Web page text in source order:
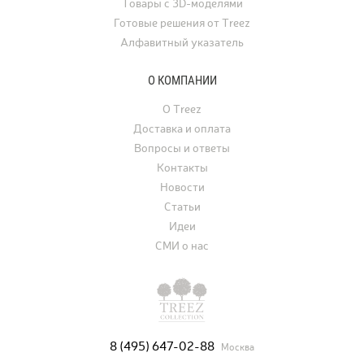
8 (495) 647-02-88 Москва
Товары с 3D-моделями
Готовые решения от Treez
Алфавитный указатель
О КОМПАНИИ
О Treez
Доставка и оплата
Вопросы и ответы
Контакты
Новости
Статьи
Идеи
СМИ о нас